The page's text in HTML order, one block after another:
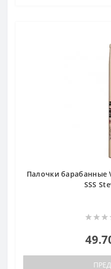
Палочки барабанные
SSS